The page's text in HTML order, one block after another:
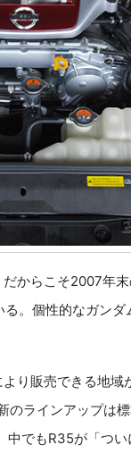
からこそ2007年
。個性的なガン
り販売できる地域
ラインアップは
中でもR35が「つ